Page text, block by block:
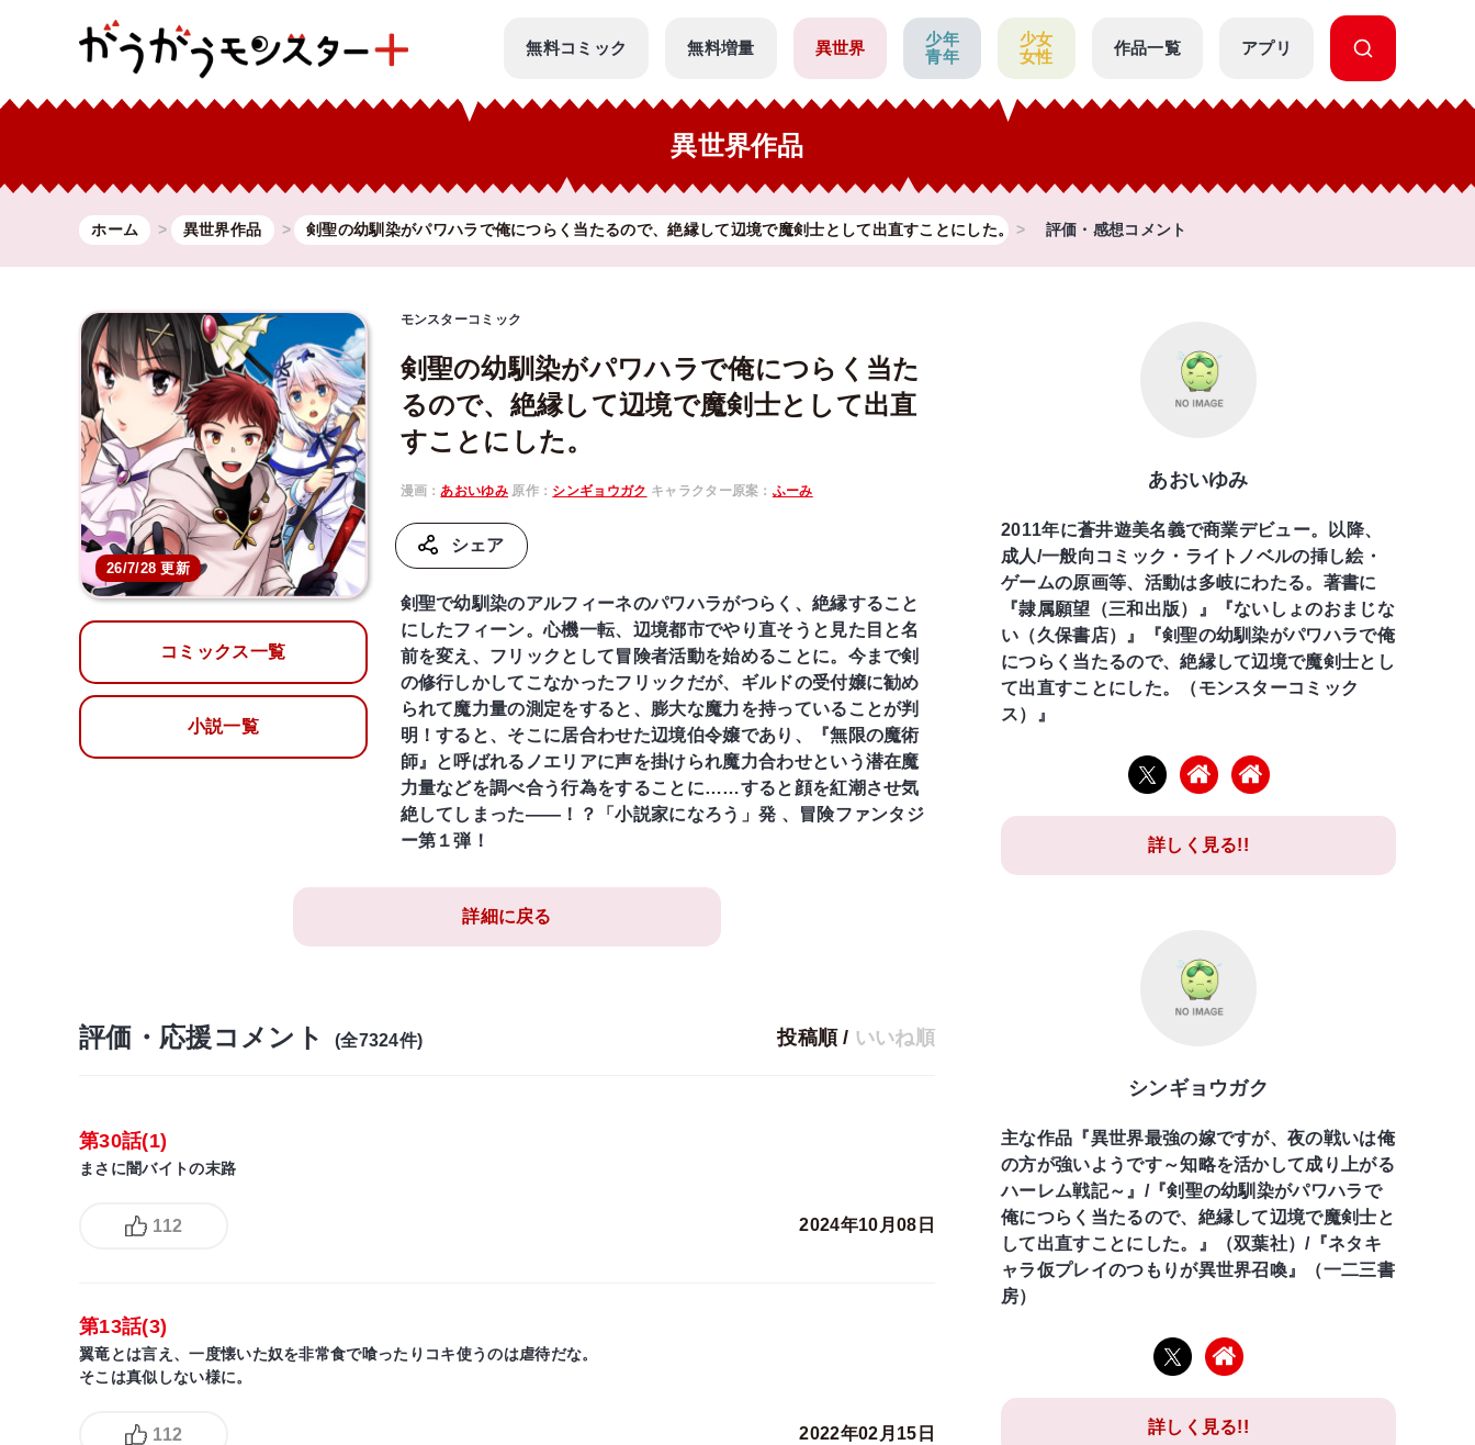
無料コミック 無料増量 異世界
少年
青年
少女
女性
作品一覧 アプリ
異世界作品
ホーム 異世界作品 剣聖の幼馴染がパワハラで俺につらく当たるので、絶縁して辺境で魔剣士として出直すことにした。 評価・感想コメント
26/7/28 更新
コミックス一覧
小説一覧
モンスターコミック
剣聖の幼馴染がパワハラで俺につらく当た
るので、絶縁して辺境で魔剣士として出直
すことにした。
漫画： あおいゆみ 原作： シンギョウガク キャラクター原案： ふーみ
シェア
剣聖で幼馴染のアルフィーネのパワハラがつらく、絶縁すること
にしたフィーン。心機一転、辺境都市でやり直そうと見た目と名
前を変え、フリックとして冒険者活動を始めることに。今まで剣
の修行しかしてこなかったフリックだが、ギルドの受付嬢に勧め
られて魔力量の測定をすると、膨大な魔力を持っていることが判
明！すると、そこに居合わせた辺境伯令嬢であり、『無限の魔術
師』と呼ばれるノエリアに声を掛けられ魔力合わせという潜在魔
力量などを調べ合う行為をすることに……すると顔を紅潮させ気
絶してしまった――！？「小説家になろう」発 、冒険ファンタジ
ー第１弾！
詳細に戻る
評価・応援コメント (全7324件) 投稿順 / いいね順
第30話(1)
まさに闇バイトの末路
112 2024年10月08日
第13話(3)
翼竜とは言え、一度懐いた奴を非常食で喰ったりコキ使うのは虐待だな。
そこは真似しない様に。
112 2022年02月15日
あおいゆみ
2011年に蒼井遊美名義で商業デビュー。以降、
成人/一般向コミック・ライトノベルの挿し絵・
ゲームの原画等、活動は多岐にわたる。著書に
『隷属願望（三和出版）』『ないしょのおまじな
い（久保書店）』『剣聖の幼馴染がパワハラで俺
につらく当たるので、絶縁して辺境で魔剣士とし
て出直すことにした。（モンスターコミック
ス）』
詳しく見る!!
シンギョウガク
主な作品『異世界最強の嫁ですが、夜の戦いは俺
の方が強いようです～知略を活かして成り上がる
ハーレム戦記～』/『剣聖の幼馴染がパワハラで
俺につらく当たるので、絶縁して辺境で魔剣士と
して出直すことにした。』（双葉社）/『ネタキ
ャラ仮プレイのつもりが異世界召喚』（一二三書
房）
詳しく見る!!